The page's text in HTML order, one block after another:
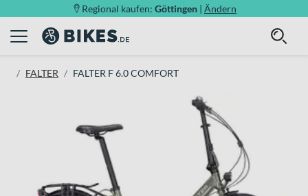
Regional kaufen: Göttingen | Ändern
FALTER FALTER F 6.0 COMFORT